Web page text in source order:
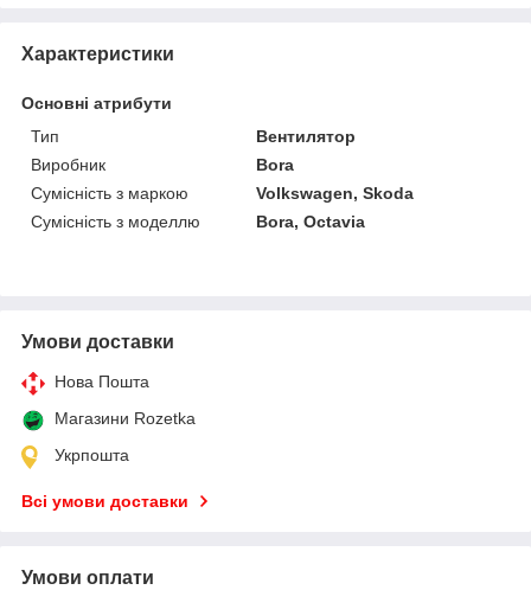
Характеристики
Основні атрибути
Тип
Вентилятор
Виробник
Bora
Сумісність з маркою
Volkswagen, Skoda
Сумісність з моделлю
Bora, Octavia
Умови доставки
Нова Пошта
Магазини Rozetka
Укрпошта
Всі умови доставки
Умови оплати